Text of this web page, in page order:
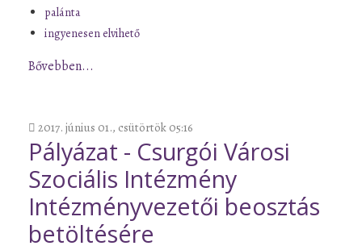
palánta
ingyenesen elvihető
Bővebben...
2017. június 01., csütörtök 05:16
Pályázat - Csurgói Városi
Szociális Intézmény
Intézményvezetői beosztás
betöltésére